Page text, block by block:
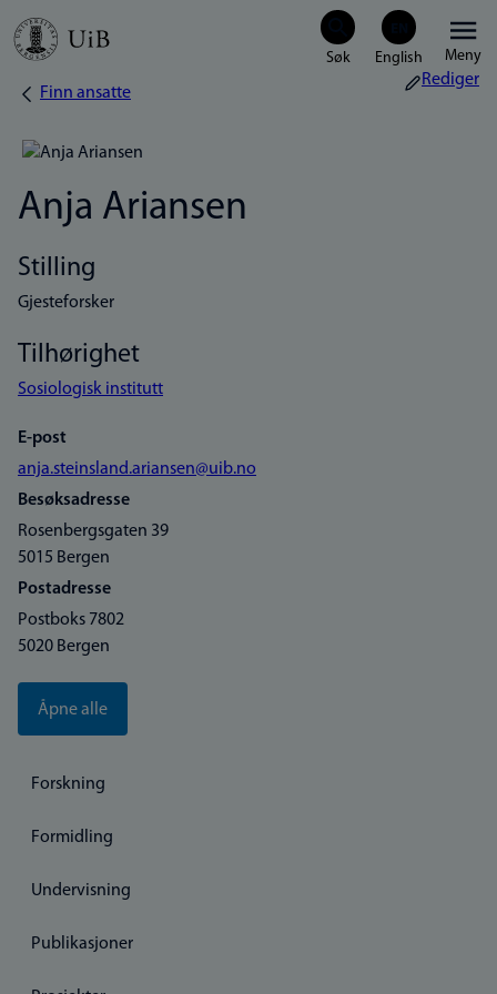
Hopp
Meny
Navigasjonssti
Finn ansatte
Rediger
Anja Ariansen
Stilling
Gjesteforsker
Tilhørighet
Sosiologisk institutt
E-post
anja.steinsland.ariansen@uib.no
Besøksadresse
Rosenbergsgaten 39
5015 Bergen
Postadresse
Postboks 7802
5020 Bergen
Åpne alle
Forskning
Formidling
Undervisning
Publikasjoner